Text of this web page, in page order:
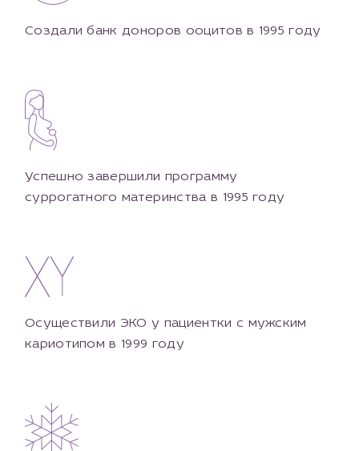
Создали банк доноров ооцитов в 1995 году
Успешно завершили программу
суррогатного материнства в 1995 году
Осуществили ЭКО у пациентки с мужским
кариотипом в 1999 году